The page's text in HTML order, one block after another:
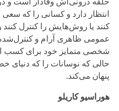
انتظار دارد و کسانی را که
کنند یا روش‌هایش را کنترل
عمومی ظاهری آرام و
شخصی متمایز خود برای کسب
حالی که نوسانات را که دنیای
پنهان می‌کند.
هوراسیو کاریلو